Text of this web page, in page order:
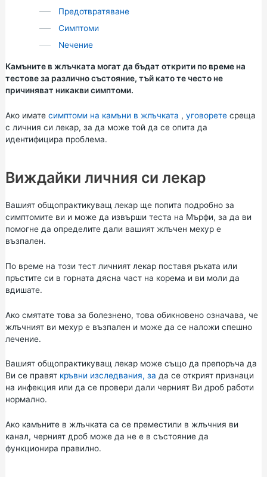
Предотвратяване
Симптоми
Nечение
Камъните в жлъчката могат да бъдат открити по време на
тестове за различно състояние, тъй като те често не
причиняват никакви симптоми.
Ако имате симптоми на камъни в жлъчката , уговоретесреща
с личния си лекар, за да може той да се опита да
идентифицира проблема.
Виждайки личния си лекар
Вашият общопрактикуващ лекар ще попита подробно за
симптомите ви и може да извърши теста на Мърфи, за да ви
помогне да определите дали вашият жлъчен мехур е
възпален.
По време на този тест личният лекар поставя ръката или
пръстите си в горната дясна част на корема и ви моли да
вдишате.
Ако смятате това за болезнено, това обикновено означава, че
жлъчният ви мехур е възпален и може да се наложи спешно
лечение.
Вашият общопрактикуващ лекар може също да препоръча да
Ви се правят кръвни изследвания, за да се открият признаци
на инфекция или да се провери дали черният Ви дроб работи
нормално.
Ако камъните в жлъчката са се преместили в жлъчния ви
канал, черният дроб може да не е в състояние да
функционира правилно.